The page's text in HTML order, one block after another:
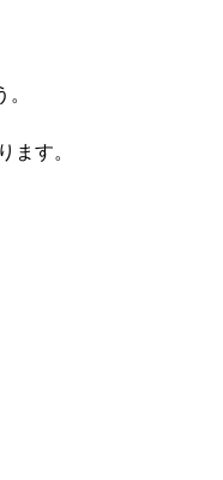
ます。